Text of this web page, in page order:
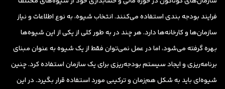
فرایند بودجه بندی استفاده می‌کنند. انتخاب شیوه، به نوع اطلاعات و نیاز
سازمان‌ها و کارخانه‌ها دارد. هر چند در به طور کلی از یکی از این شیوه‌ها
بهره گرفته می‌شود، اما در عمل نمی‌توان فقط از یک شیوه به عنوان مبنای
برنامه‌ریزی و ایجاد سیستم بودجه‌ریزی برای یک سازمان استفاده کرد. چنین
شیوه‌ای باید به شکل هم‌زمان و ترکیبی مورد استفاده قرار بگیرد. در این